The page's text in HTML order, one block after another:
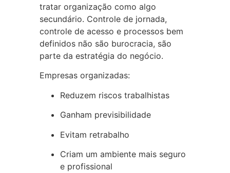
tratar organização como algo
secundário. Controle de jornada,
controle de acesso e processos bem
definidos não são burocracia, são
parte da estratégia do negócio.
Empresas organizadas:
Reduzem riscos trabalhistas
Ganham previsibilidade
Evitam retrabalho
Criam um ambiente mais seguro
e profissional